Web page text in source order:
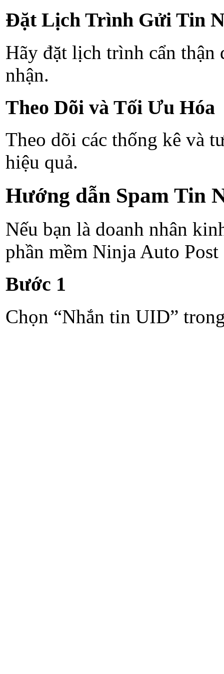
Đặt Lịch Trình Gửi Tin
Hãy đặt lịch trình cẩn thận
nhận.
Theo Dõi và Tối Ưu Hóa
Theo dõi các thống kê và
hiệu quả.
Hướng dẫn Spam Tin
Nếu bạn là doanh nhân
phần mềm Ninja Auto
Bước 1
Chọn “Nhắn tin UID”